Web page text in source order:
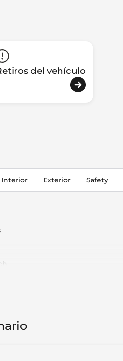
del vehículo
Interior Exterior Safety
Control
Only